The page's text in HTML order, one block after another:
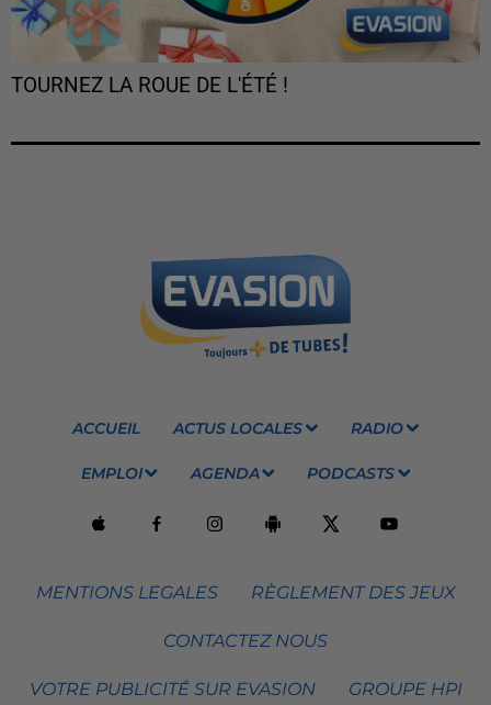
TOURNEZ LA ROUE DE L'ÉTÉ !
ACCUEIL ACTUS LOCALES RADIO
EMPLOI AGENDA PODCASTS
MENTIONS LEGALES RÈGLEMENT DES JEUX
CONTACTEZ NOUS
VOTRE PUBLICITÉ SUR EVASION GROUPE HPI